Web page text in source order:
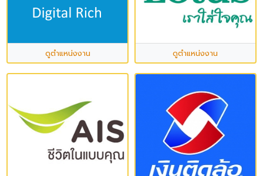
ดูตำแหน่งงาน ดูตำแหน่งงาน